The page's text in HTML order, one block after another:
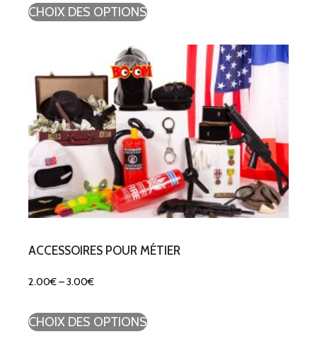
CHOIX DES OPTIONS
ACCESSOIRES POUR MÉTIER
2.00€–3.00€
CHOIX DES OPTIONS